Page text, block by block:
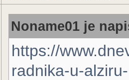
Noname01 je
https://
radnika-u-